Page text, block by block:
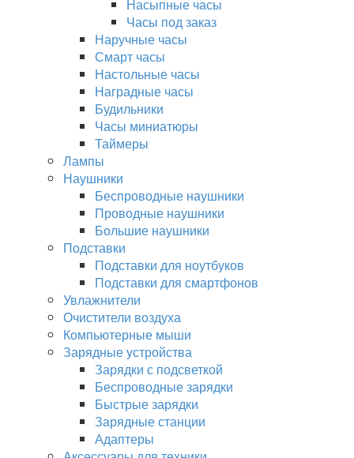
Насыпные часы
Часы под заказ
Наручные часы
Смарт часы
Настольные часы
Наградные часы
Будильники
Часы миниатюры
Таймеры
Лампы
Наушники
Беспроводные наушники
Проводные наушники
Большие наушники
Подставки
Подставки для ноутбуков
Подставки для смартфонов
Увлажнители
Очистители воздуха
Компьютерные мыши
Зарядные устройства
Зарядки с подсветкой
Беспроводные зарядки
Быстрые зарядки
Зарядные станции
Адаптеры